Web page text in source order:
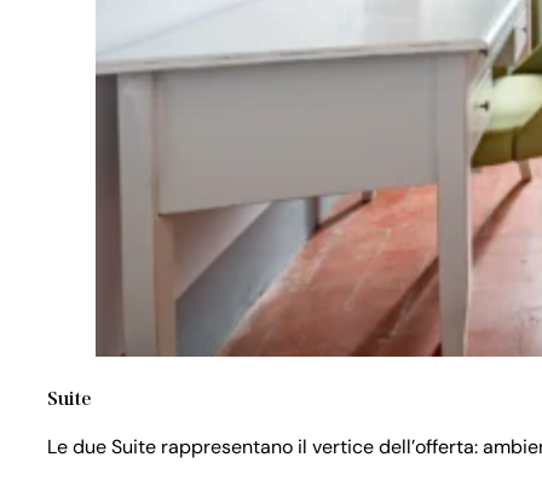
Suite
Le due Suite rappresentano il vertice dell’offerta: